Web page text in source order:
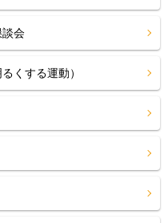
会
くする運動）